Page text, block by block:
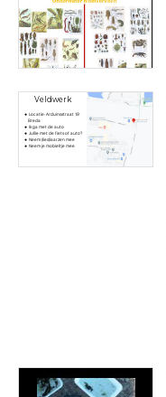
Veldwerk
Locatie: Arduinsstraat 19
Breda
Ik ga met de auto
Jullie met de fiets of auto?
Neem (lies)laarzen mee
Neem je mobieltje mee